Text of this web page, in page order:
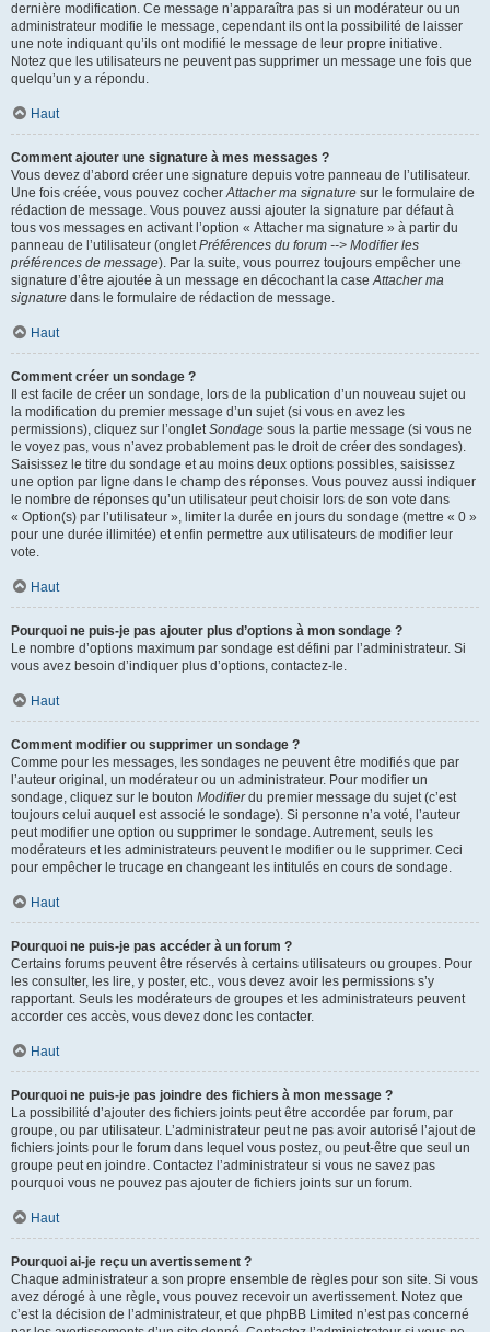
dernière modification. Ce message n’apparaîtra pas si un modérateur ou un
administrateur modifie le message, cependant ils ont la possibilité de laisser
une note indiquant qu’ils ont modifié le message de leur propre initiative.
Notez que les utilisateurs ne peuvent pas supprimer un message une fois que
quelqu’un y a répondu.
Haut
Comment ajouter une signature à mes messages ?
Vous devez d’abord créer une signature depuis votre panneau de l’utilisateur.
Une fois créée, vous pouvez cocherAttacher ma signature sur le formulaire de
rédaction de message. Vous pouvez aussi ajouter la signature par défaut à
tous vos messages en activant l’option « Attacher ma signature » à partir du
panneau de l’utilisateur (ongletPréférences du forum --> Modifier les
préférences de message). Par la suite, vous pourrez toujours empêcher une
signature d’être ajoutée à un message en décochant la caseAttacher ma
signature dans le formulaire de rédaction de message.
Haut
Comment créer un sondage ?
Il est facile de créer un sondage, lors de la publication d’un nouveau sujet ou
la modification du premier message d’un sujet (si vous en avez les
permissions), cliquez sur l’ongletSondage sous la partie message (si vous ne
le voyez pas, vous n’avez probablement pas le droit de créer des sondages).
Saisissez le titre du sondage et au moins deux options possibles, saisissez
une option par ligne dans le champ des réponses. Vous pouvez aussi indiquer
le nombre de réponses qu’un utilisateur peut choisir lors de son vote dans
« Option(s) par l’utilisateur », limiter la durée en jours du sondage (mettre « 0 »
pour une durée illimitée) et enfin permettre aux utilisateurs de modifier leur
vote.
Haut
Pourquoi ne puis-je pas ajouter plus d’options à mon sondage ?
Le nombre d’options maximum par sondage est défini par l’administrateur. Si
vous avez besoin d’indiquer plus d’options, contactez-le.
Haut
Comment modifier ou supprimer un sondage ?
Comme pour les messages, les sondages ne peuvent être modifiés que par
l’auteur original, un modérateur ou un administrateur. Pour modifier un
sondage, cliquez sur le bouton Modifierdu premier message du sujet (c’est
toujours celui auquel est associé le sondage). Si personne n’a voté, l’auteur
peut modifier une option ou supprimer le sondage. Autrement, seuls les
modérateurs et les administrateurs peuvent le modifier ou le supprimer. Ceci
pour empêcher le trucage en changeant les intitulés en cours de sondage.
Haut
Pourquoi ne puis-je pas accéder à un forum ?
Certains forums peuvent être réservés à certains utilisateurs ou groupes. Pour
les consulter, les lire, y poster, etc., vous devez avoir les permissions s’y
rapportant. Seuls les modérateurs de groupes et les administrateurs peuvent
accorder ces accès, vous devez donc les contacter.
Haut
Pourquoi ne puis-je pas joindre des fichiers à mon message ?
La possibilité d’ajouter des fichiers joints peut être accordée par forum, par
groupe, ou par utilisateur. L’administrateur peut ne pas avoir autorisé l’ajout de
fichiers joints pour le forum dans lequel vous postez, ou peut-être que seul un
groupe peut en joindre. Contactez l’administrateur si vous ne savez pas
pourquoi vous ne pouvez pas ajouter de fichiers joints sur un forum.
Haut
Pourquoi ai-je reçu un avertissement ?
Chaque administrateur a son propre ensemble de règles pour son site. Si vous
avez dérogé à une règle, vous pouvez recevoir un avertissement. Notez que
c’est la décision de l’administrateur, et que phpBB Limited n’est pas concerné